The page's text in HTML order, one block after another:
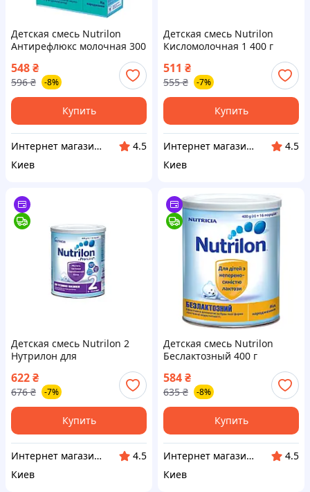
Детская смесь Nutrilon
Антирефлюкс молочная 300
Доступный
548₴
596 ₴ -8%
Купить
Интернет магазин "Домовичок"
4.5
Киев
Детская смесь Nutrilon
Кисломолочная 1 400 г
Доступный
511 ₴
555 ₴ -7%
Купить
Интернет магазин "Домовичок"
4.5
Киев
Детская смесь Nutrilon 2
Нутрилон для
чувствительных детей 400 г
(8718117612796) —
Доступный
622₴
676 ₴ -7%
Купить
Интернет магазин "Домовичок"
4.5
Киев
Детская смесь Nutrilon
Беслактозный 400 г
Доступный
584₴
635 ₴ -8%
Купить
Интернет магазин "Домовичок"
4.5
Киев